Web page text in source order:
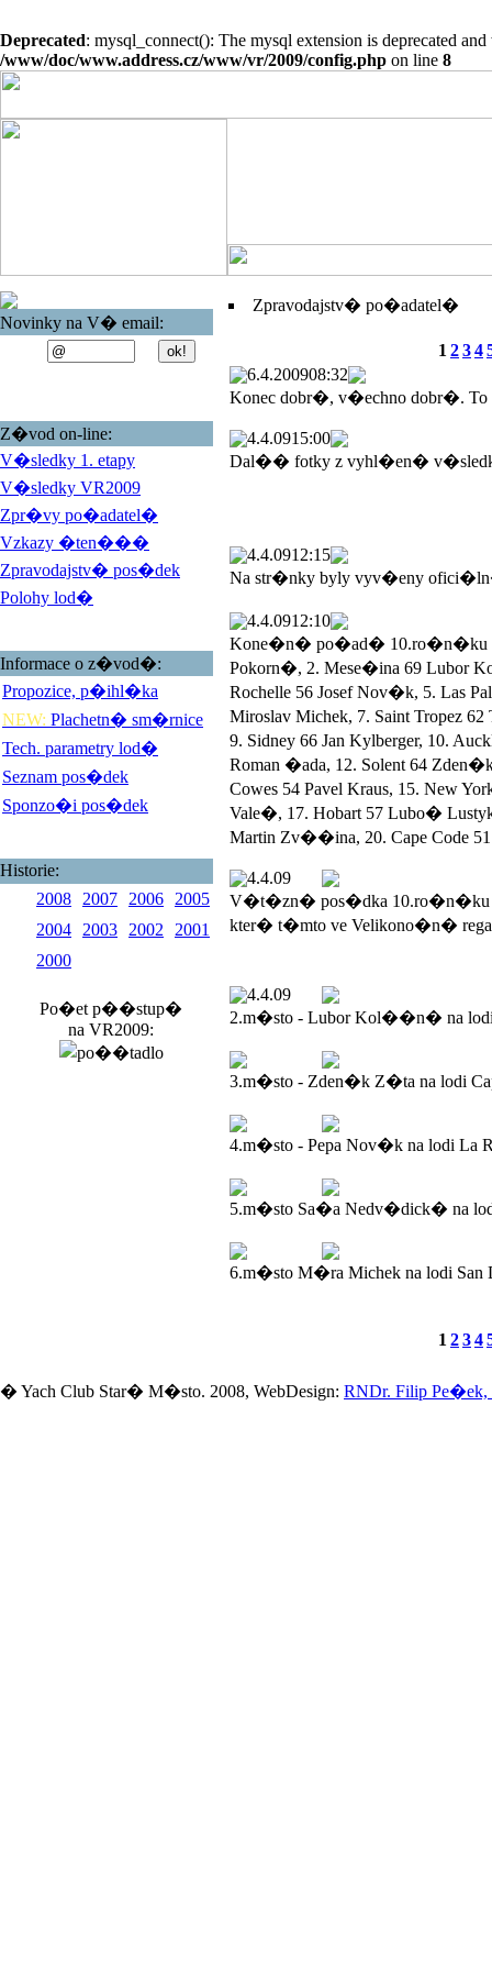
Deprecated: mysql_connect(): The mysql extension is deprecated
/www/doc/www.address.cz/www/vr/2009/config.php on line 8
Novinky na V� email:
Z�vod on-line:
V�sledky 1. etapy
V�sledky VR2009
Zpr�vy po�adatel�
Vzkazy �ten���
Zpravodajstv� pos�dek
Polohy lod�
Informace o z�vod�:
Propozice, p�ihl�ka
NEW: Plachetn� sm�rnice
Tech. parametry lod�
Seznam pos�dek
Sponzo�i pos�dek
Historie:
2008
2007 2006
2005
2004
2003 2002
2001
2000
Po�et p��stup�
na VR2009:
Zpravodajstv� po�adatel�
1 234
6.4.200908:32
Konec dobr�, v�echno dobr�.
4.4.0915:00
Dal�� fotky z vyhl�en�
4.4.0912:15
Na str�nky byly vyv�eny
4.4.0912:10
Kone�n� po�ad� 10.ro�n�ku
Pokorn�, 2. Mese�ina 69 Lubor
Rochelle 56 Josef Nov�k, 5. Las
Miroslav Michek, 7. Saint Tropez
9. Sidney 66 Jan Kylberger, 10.
Roman �ada, 12. Solent 64
Cowes 54 Pavel Kraus, 15. New
Vale�, 17. Hobart 57 Lubo�
Martin Zv��ina, 20. Cape Code 51
4.4.09
V�t�zn� pos�dka 10.ro�n�ku
kter� t�mto ve Velikono�n�
4.4.09
2.m�sto - Lubor Kol��n� na
3.m�sto - Zden�k Z�ta na lodi
4.m�sto - Pepa Nov�k na lodi La
5.m�sto Sa�a Nedv�dick� na
6.m�sto M�ra Michek na lodi San
1 234
� Yach Club Star� M�sto. 2008, WebDesign: RNDr. Filip Pe�ek,